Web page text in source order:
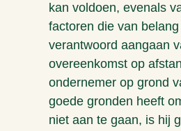
kan voldoen, evenals
factoren die van
verantwoord aangaan
overeenkomst op
ondernemer op grond
goede gronden heeft
niet aan te gaan, is hij